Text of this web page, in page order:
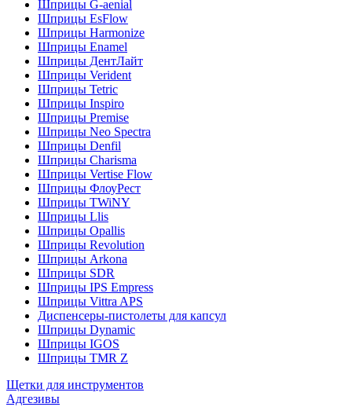
Шприцы G-aenial
Шприцы EsFlow
Шприцы Harmonize
Шприцы Enamel
Шприцы ДентЛайт
Шприцы Verident
Шприцы Tetric
Шприцы Inspiro
Шприцы Premise
Шприцы Neo Spectra
Шприцы Denfil
Шприцы Charisma
Шприцы Vertise Flow
Шприцы ФлоуРест
Шприцы TWiNY
Шприцы Llis
Шприцы Opallis
Шприцы Revolution
Шприцы Arkona
Шприцы SDR
Шприцы IPS Empress
Шприцы Vittra APS
Диспенсеры-пистолеты для капсул
Шприцы Dynamic
Шприцы IGOS
Шприцы TMR Z
Щетки для инструментов
Адгезивы